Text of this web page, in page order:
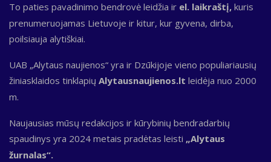
To paties pavadinimo bendrovė leidžia ir el. laikraštį, kuris
prenumeruojamas Lietuvoje ir kitur, kur gyvena, dirba,
poilsiauja alytiškiai.
UAB „Alytaus naujienos“ yra ir Dzūkijoje vieno populiariausių
žiniasklaidos tinklapių Alytausnaujienos.lt leidėja nuo 2000
m.
Naujausias mūsų redakcijos ir kūrybinių bendradarbių
spaudinys yra 2024 metais pradėtas leisti „Alytaus
žurnalas“.